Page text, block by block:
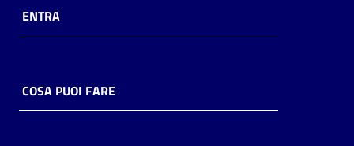
ENTRA
COSA PUOI FARE